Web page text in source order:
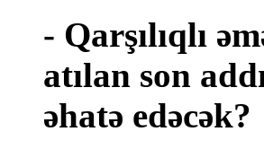
- Qarşılıqlı
atılan son
əhatə edəcək?